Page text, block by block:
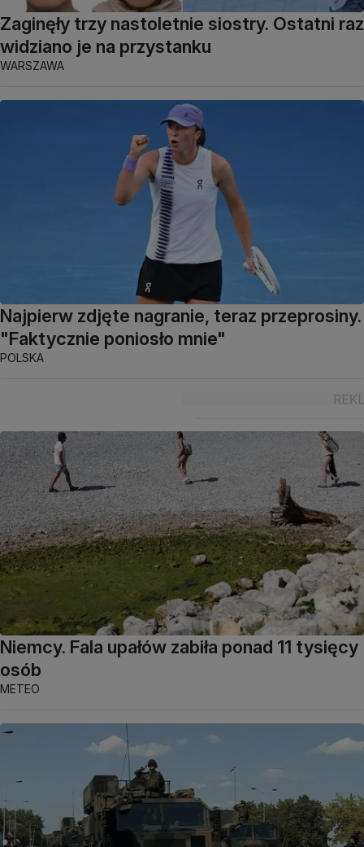
Zaginęły trzy nastoletnie siostry. Ostatni raz
widziano je na przystanku
WARSZAWA
Najpierw zdjęte nagranie, teraz przeprosiny.
"Faktycznie poniosło mnie"
POLSKA
Niemcy. Fala upałów zabiła ponad 11 tysięcy
osób
METEO